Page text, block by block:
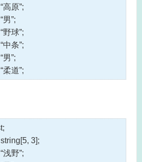
高原”;
”;
野球”;
中条”;
”;
柔道”;
3];
浅野”;